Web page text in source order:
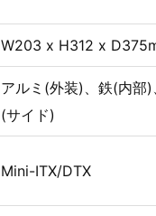
W203 x H312 x
アルミ(外装)、鉄(内部)
(サイド)
Mini-ITX/DTX